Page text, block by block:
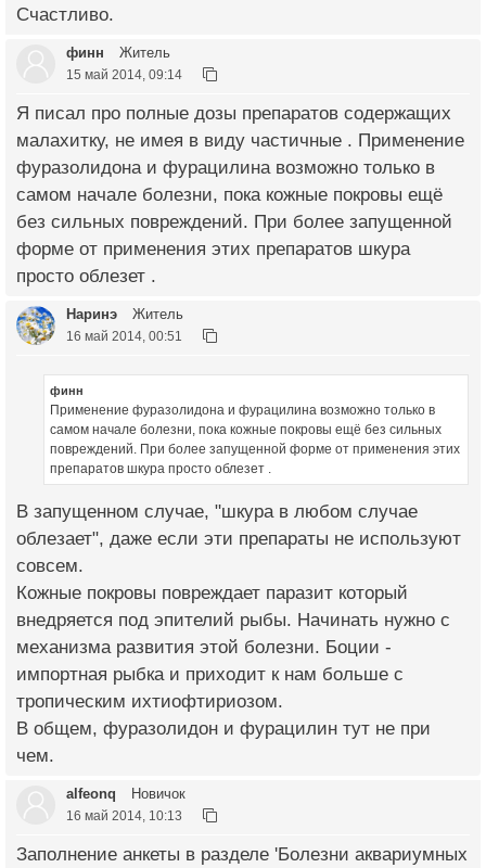
Счастливо.
финн Житель
15 май 2014, 09:14
Я писал про полные дозы препаратов содержащих
малахитку, не имея в виду частичные . Применение
фуразолидона и фурацилина возможно только в
самом начале болезни, пока кожные покровы ещё
без сильных повреждений. При более запущенной
форме от применения этих препаратов шкура
просто облезет .
Наринэ Житель
16 май 2014, 00:51
финн
Применение фуразолидона и фурацилина возможно только в
самом начале болезни, пока кожные покровы ещё без сильных
повреждений. При более запущенной форме от применения этих
препаратов шкура просто облезет .
В запущенном случае, "шкура в любом случае
облезает", даже если эти препараты не используют
совсем.
Кожные покровы повреждает паразит который
внедряется под эпителий рыбы. Начинать нужно с
механизма развития этой болезни. Боции -
импортная рыбка и приходит к нам больше с
тропическим ихтиофтириозом.
В общем, фуразолидон и фурацилин тут не при
чем.
alfeonq Новичок
16 май 2014, 10:13
Заполнение анкеты в разделе 'Болезни аквариумных